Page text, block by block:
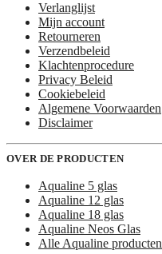
Verlanglijst
Mijn account
Retourneren
Verzendbeleid
Klachtenprocedure
Privacy Beleid
Cookiebeleid
Algemene Voorwaarden
Disclaimer
OVER DE PRODUCTEN
Aqualine 5 glas
Aqualine 12 glas
Aqualine 18 glas
Aqualine Neos Glas
Alle Aqualine producten